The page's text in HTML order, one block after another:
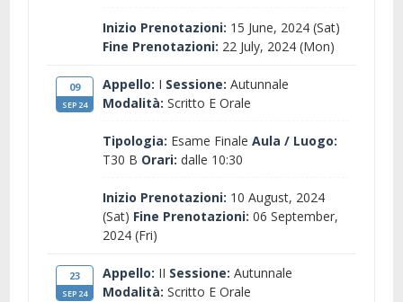
Inizio Prenotazioni: 15 June, 2024 (Sat)
Fine Prenotazioni: 22 July, 2024 (Mon)
09
SEP 24
Appello: I Sessione: Autunnale
Modalità: Scritto E Orale
Tipologia: Esame Finale Aula / Luogo:
T30 B Orari: dalle 10:30
Inizio Prenotazioni: 10 August, 2024
(Sat) Fine Prenotazioni: 06 September,
2024 (Fri)
23
SEP 24
Appello: II Sessione: Autunnale
Modalità: Scritto E Orale